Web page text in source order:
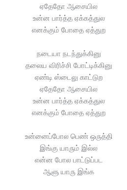
ஏதேதோ ஆசையில
உன்ன பார்த்த ஏக்கத்துல
எனக்கும் போதை ஏத்துற
நடையா நடந்துக்கினு
தலைய விரிச்சி போட்டிக்கினு
ஏண்டி ஸ்டைலு காட்டுற
ஏதேதோ ஆசையில
உன்ன பார்த்த ஏக்கத்துல
எனக்கும் போதை ஏத்துற
உன்னைப்போல பெண் ஒருத்தி
இங்கு யாரும் இல்ல
என்ன போல பாட்டுப்பட
ஆளு யாரு இங்க